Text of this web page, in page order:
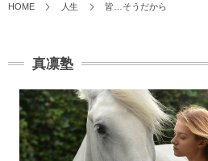
HOME 人生 皆…そうだから
真凛塾